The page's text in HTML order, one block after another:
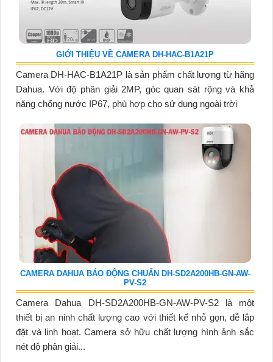
GIỚI THIỆU VỀ CAMERA DH-HAC-B1A21P
Camera DH-HAC-B1A21P là sản phẩm chất lượng từ hãng
Dahua. Với độ phân giải 2MP, góc quan sát rộng và khả
năng chống nước IP67, phù hợp cho sử dụng ngoài trời
CAMERA DAHUA BÁO ĐỘNG CHUẨN DH-SD2A200HB-GN-AW-
PV-S2
Camera Dahua DH-SD2A200HB-GN-AW-PV-S2 là một
thiết bị an ninh chất lượng cao với thiết kế nhỏ gọn, dễ lắp
đặt và linh hoạt. Camera sở hữu chất lượng hình ảnh sắc
nét độ phân giải...